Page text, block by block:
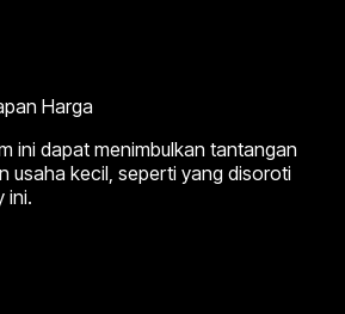
Harga
ini dapat menimbulkan tantangan
usaha kecil, seperti yang disoroti
ini.